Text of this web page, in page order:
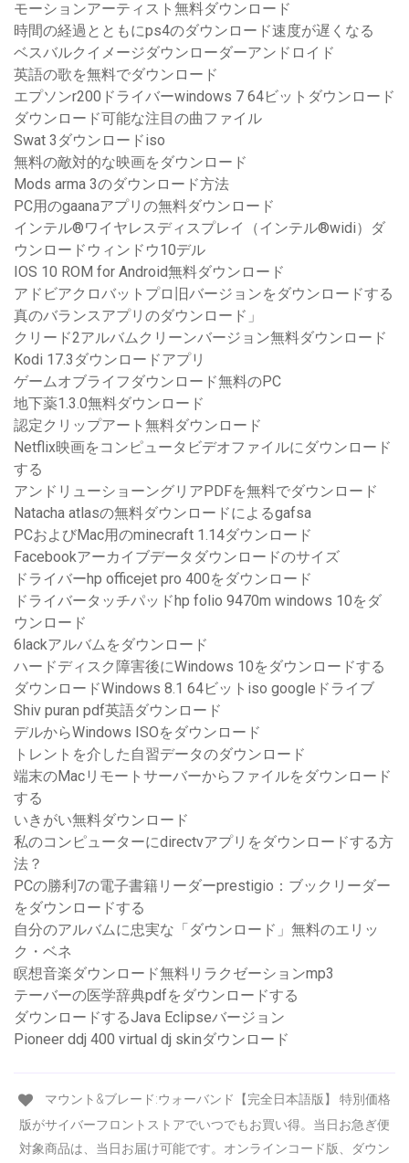
モーションアーティスト無料ダウンロード
時間の経過とともにps4のダウンロード速度が遅くなる
ベスバルクイメージダウンローダーアンドロイド
英語の歌を無料でダウンロード
エプソンr200ドライバーwindows 7 64ビットダウンロード
ダウンロード可能な注目の曲ファイル
Swat 3ダウンロードiso
無料の敵対的な映画をダウンロード
Mods arma 3のダウンロード方法
PC用のgaanaアプリの無料ダウンロード
インテル®ワイヤレスディスプレイ（インテル®widi）ダ
ウンロードウィンドウ10デル
IOS 10 ROM for Android無料ダウンロード
アドビアクロバットプロ旧バージョンをダウンロードする
真のバランスアプリのダウンロード」
クリード2アルバムクリーンバージョン無料ダウンロード
Kodi 17.3ダウンロードアプリ
ゲームオブライフダウンロード無料のPC
地下薬1.3.0無料ダウンロード
認定クリップアート無料ダウンロード
Netflix映画をコンピュータビデオファイルにダウンロード
する
アンドリューショーングリアPDFを無料でダウンロード
Natacha atlasの無料ダウンロードによるgafsa
PCおよびMac用のminecraft 1.14ダウンロード
Facebookアーカイブデータダウンロードのサイズ
ドライバーhp officejet pro 400をダウンロード
ドライバータッチパッドhp folio 9470m windows 10をダ
ウンロード
6lackアルバムをダウンロード
ハードディスク障害後にWindows 10をダウンロードする
ダウンロードWindows 8.1 64ビットiso googleドライブ
Shiv puran pdf英語ダウンロード
デルからWindows ISOをダウンロード
トレントを介した自習データのダウンロード
端末のMacリモートサーバーからファイルをダウンロード
する
いきがい無料ダウンロード
私のコンピューターにdirectvアプリをダウンロードする方
法？
PCの勝利7の電子書籍リーダーprestigio：ブックリーダー
をダウンロードする
自分のアルバムに忠実な「ダウンロード」無料のエリッ
ク・ベネ
瞑想音楽ダウンロード無料リラクゼーションmp3
テーバーの医学辞典pdfをダウンロードする
ダウンロードするJava Eclipseバージョン
Pioneer ddj 400 virtual dj skinダウンロード
マウント&ブレード:ウォーバンド【完全日本語版】 特別価格
版がサイバーフロントストアでいつでもお買い得。当日お急ぎ便
対象商品は、当日お届け可能です。オンラインコード版、ダウン